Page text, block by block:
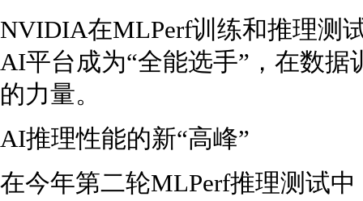
NVIDIA在MLPerf训练和推理测
AI平台成为“全能选手”，在数
的力量。
AI推理性能的新“高峰”
在今年第二轮MLPerf推理测试